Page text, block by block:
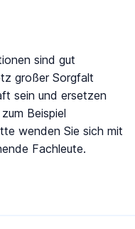
sind gut
großer Sorgfalt
sein und ersetzen
Beispiel
wenden Sie sich mit
Fachleute.